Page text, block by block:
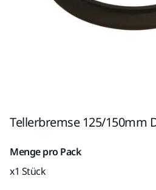
Tellerbremse 125/150mm
Menge pro Pack
x1 Stück